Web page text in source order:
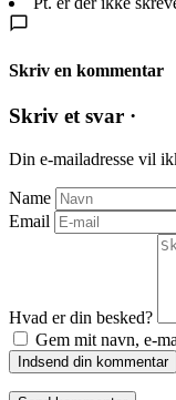
Skriv en kommentar
Skriv et svar ·
Din e-mailadresse vil
Name
Email
Hvad er din besked?
Gem mit navn, e-
Indsend din kommentar